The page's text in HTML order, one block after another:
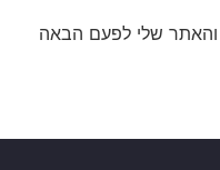
שלי לפעם הבאה